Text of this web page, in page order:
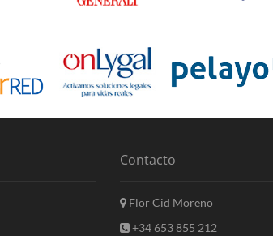
Contacto
Flor Cid Moreno
+34 653 855 212